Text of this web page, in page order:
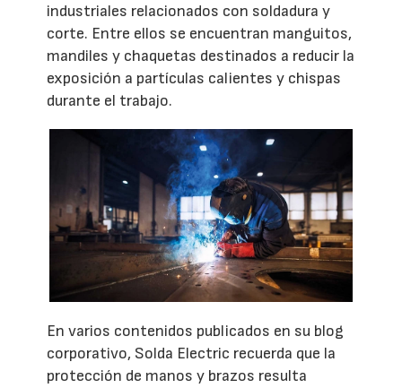
industriales relacionados con soldadura y
corte. Entre ellos se encuentran manguitos,
mandiles y chaquetas destinados a reducir la
exposición a partículas calientes y chispas
durante el trabajo.
En varios contenidos publicados en su blog
corporativo, Solda Electric recuerda que la
protección de manos y brazos resulta